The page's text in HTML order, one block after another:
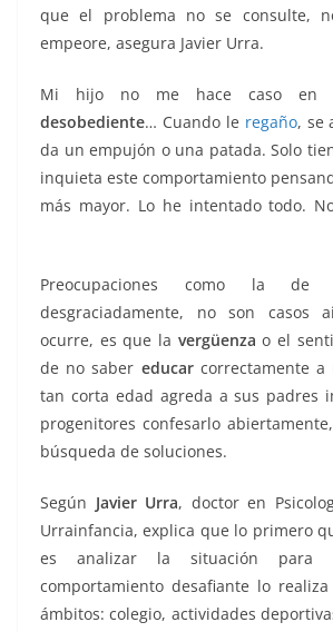
que el problema no se consulte,
empeore, asegura Javier Urra.
Mi hijo no me hace caso en
desobediente… Cuando le regaño, se
da un empujón o una patada. Solo
inquieta este comportamiento
más mayor. Lo he intentado todo.
Preocupaciones como la de
desgraciadamente, no son casos
ocurre, es que la vergüenza o el
de no saber educarcorrectamente a
tan corta edad agreda a sus padres
progenitores confesarlo
búsqueda de soluciones.
Según Javier Urra, doctor en
Urrainfancia, explica que lo primero
es analizar la situación para
comportamiento desafiante lo
ámbitos: colegio, actividades